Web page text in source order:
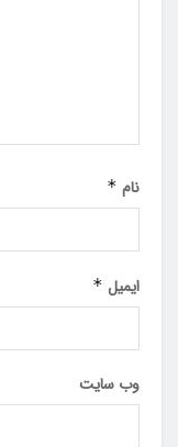
نام *
ایمیل *
وب‌ سایت